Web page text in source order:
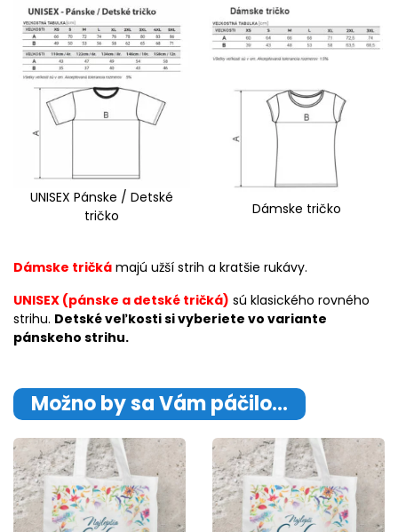
UNISEX Pánske / Detské
tričko
Dámske tričko
Dámske tričká majú užší strih a kratšie rukávy.
UNISEX (pánske a detské tričká) sú klasického rovného
strihu. Detské veľkosti si vyberiete vo variante
pánskeho strihu.
Možno by sa Vám páčilo…